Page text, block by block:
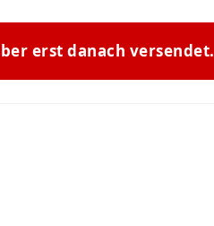
erst danach versendet.